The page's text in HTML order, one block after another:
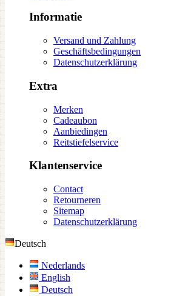
Informatie
Versand und Zahlung
Geschäftsbedingungen
Datenschutzerklärung
Extra
Merken
Cadeaubon
Aanbiedingen
Reitstiefelservice
Klantenservice
Contact
Retourneren
Sitemap
Datenschutzerklärung
Deutsch
Nederlands
English
Deutsch